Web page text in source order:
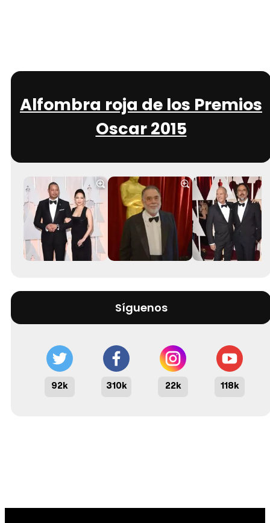
Alfombra roja de los Premios
Oscar 2015
Síguenos
92k 310k 22k 118k